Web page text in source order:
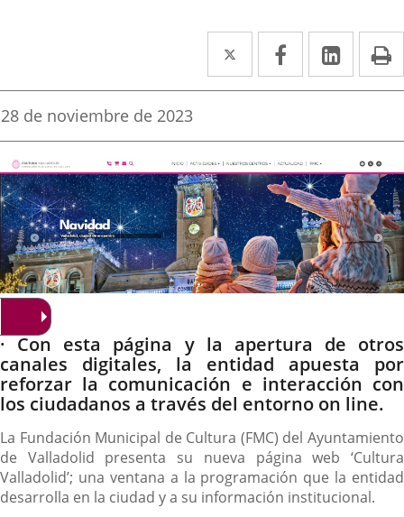
Twitter
Enlace
a
aplicación
externa.
Facebook
Enlace
a
aplicación
externa.
Enlace
a
Fecha
la
noticia
28 de noviembre de 2023
Descripción
· Con esta página y la apertura de otros
canales digitales, la entidad apuesta por
reforzar la comunicación e interacción con
los ciudadanos a través del entorno on line.
La Fundación Municipal de Cultura (FMC) del Ayuntamiento
de Valladolid presenta su nueva página web ‘Cultura
Valladolid’; una ventana a la programación que la entidad
desarrolla en la ciudad y a su información institucional.